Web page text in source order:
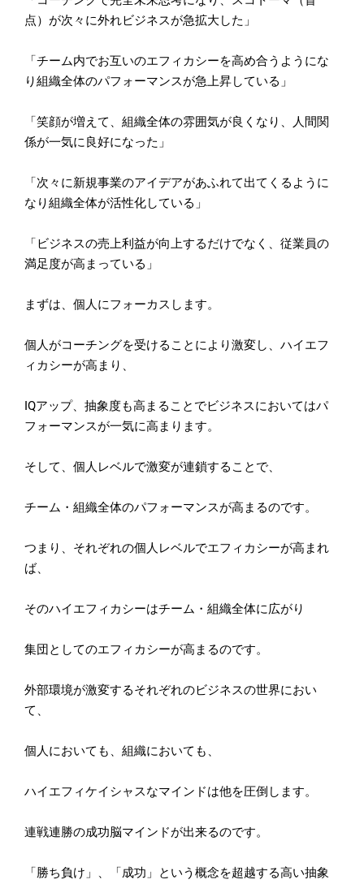
点） が次々に外れビジネスが急拡大した」
「チーム内でお互いのエフィカシーを高め合うようにな
り組織全体のパフォーマンスが急上昇している」
「笑顔が増えて、組織全体の雰囲気が良くなり、
人間関
係が一気に良好になった」
「次々に新規事業のアイデアがあふれて出てくるように
なり組織全体が活性化している」
「ビジネスの売上利益が向上するだけでなく、 従業員の
満足度が高まっている」
まずは、個人にフォーカスします。
個人がコーチングを受けることにより激変し、ハイエフ
ィカシーが高まり、
IQアップ、 抽象度も高まることでビジネスにおいてはパ
フォーマンスが一気に高まります。
そして、個人レベルで激変が連鎖することで、
チーム・組織全体のパフォーマンスが高まるのです。
つまり、それぞれの個人レベルでエフィカシーが高まれ
ば、
そのハイエフィカシーはチーム・組織全体に広がり
集団としてのエフィカシーが高まるのです。
外部環境が激変するそれぞれのビジネスの世界におい
て、
個人においても、組織においても、
ハイエフィケイシャスなマインドは他を圧倒します。
連戦連勝の成功脳マインドが出来るのです。
「勝ち負け」、「成功」
という概念を超越する高い抽象